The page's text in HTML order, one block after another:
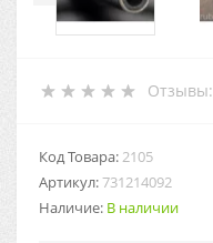
Отзывы:
Код Товара:2105
Артикул:731214092
Наличие: В наличии